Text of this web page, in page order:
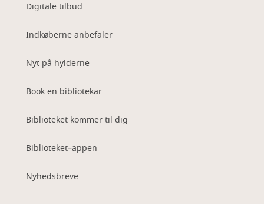
Digitale tilbud
Indkøberne anbefaler
Nyt på hylderne
Book en bibliotekar
Biblioteket kommer til dig
Biblioteket–appen
Nyhedsbreve